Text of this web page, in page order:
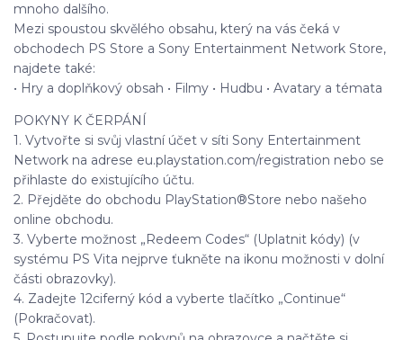
mnoho dalšího.
Mezi spoustou skvělého obsahu, který na vás čeká v
obchodech PS Store a Sony Entertainment Network Store,
najdete také:
• Hry a doplňkový obsah • Filmy • Hudbu • Avatary a témata
POKYNY K ČERPÁNÍ
1. Vytvořte si svůj vlastní účet v síti Sony Entertainment
Network na adrese eu.playstation.com/registration nebo se
přihlaste do existujícího účtu.
2. Přejděte do obchodu PlayStation®Store nebo našeho
online obchodu.
3. Vyberte možnost „Redeem Codes“ (Uplatnit kódy) (v
systému PS Vita nejprve ťukněte na ikonu možnosti v dolní
části obrazovky).
4. Zadejte 12ciferný kód a vyberte tlačítko „Continue“
(Pokračovat).